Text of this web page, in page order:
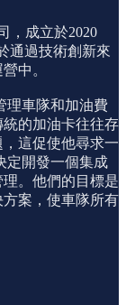
，成立於2020
通過技術創新來
中。
理車隊和加油費
的加油卡往往存
這促使他尋求一
定開發一個集成
。他們的目標是
案，使車隊所有